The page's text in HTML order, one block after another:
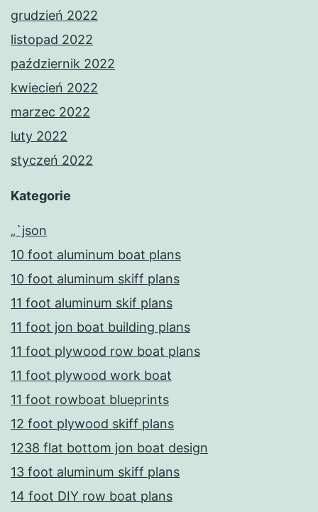
grudzień 2022
listopad 2022
październik 2022
kwiecień 2022
marzec 2022
luty 2022
styczeń 2022
Kategorie
„`json
10 foot aluminum boat plans
10 foot aluminum skiff plans
11 foot aluminum skif plans
11 foot jon boat building plans
11 foot plywood row boat plans
11 foot plywood work boat
11 foot rowboat blueprints
12 foot plywood skiff plans
1238 flat bottom jon boat design
13 foot aluminum skiff plans
14 foot DIY row boat plans